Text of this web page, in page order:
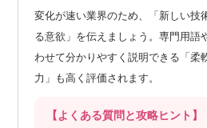
変化が速い業界のため、「新しい技
る意欲」を伝えましょう。専門用語
わせて分かりやすく説明できる「柔
力」も高く評価されます。
【よくある質問と攻略ヒント】